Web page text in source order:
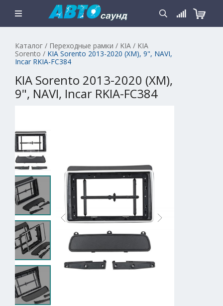
Каталог / Переходные рамки / KIA / KIA
Sorento / KIA Sorento 2013-2020 (XM), 9", NAVI,
Incar RKIA-FC384
KIA Sorento 2013-2020 (XM),
9", NAVI, Incar RKIA-FC384